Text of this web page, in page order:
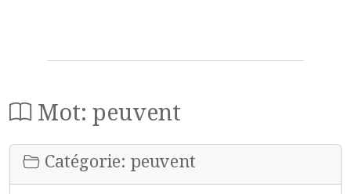
Mot: peuvent
Catégorie: peuvent